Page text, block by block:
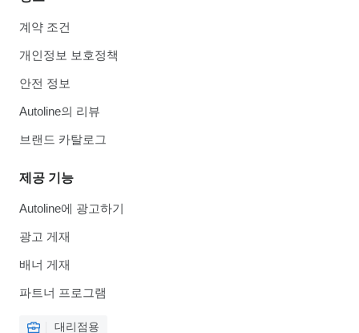
계약 조건
개인정보 보호정책
안전 정보
Autoline의 리뷰
브랜드 카탈로그
제공 기능
Autoline에 광고하기
광고 게재
배너 게재
파트너 프로그램
대리점용